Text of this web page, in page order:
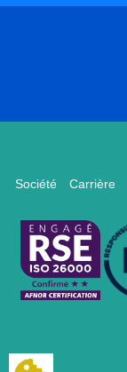
Société Carrière